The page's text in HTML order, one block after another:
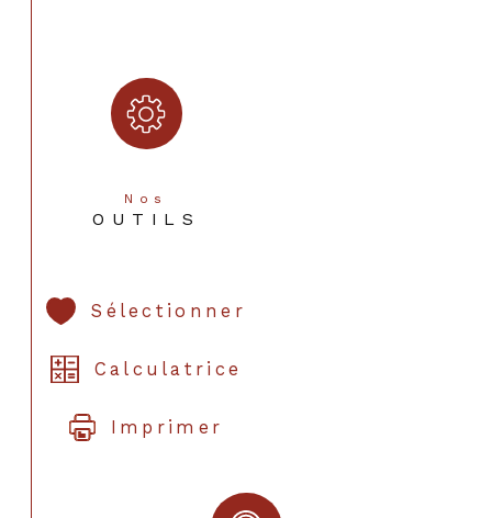
Nos
OUTILS
Sélectionner
Calculatrice
Imprimer